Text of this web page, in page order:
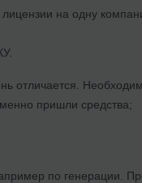
лицензии на одну
отличается.
пришли средства;
по